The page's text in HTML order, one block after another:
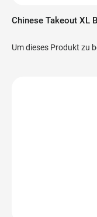
Chinese Takeout XL
Um dieses Produkt zu